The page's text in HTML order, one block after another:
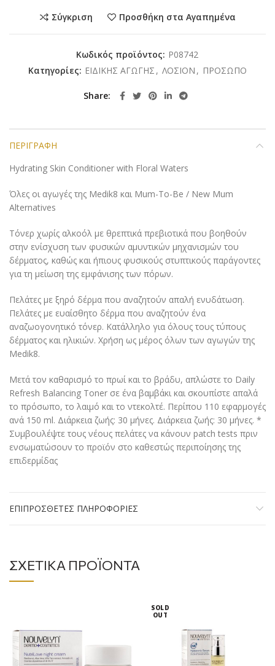
Σύγκριση Προσθήκη στα Αγαπημένα
Κωδικός προϊόντος: P08742
Κατηγορίες: ΕΙΔΙΚΗΣ ΑΓΩΓΗΣ , ΛΟΣΙΟΝ , ΠΡΟΣΩΠΟ
Share
ΠΕΡΙΓΡΑΦΉ
Hydrating Skin Conditioner with Floral Waters
Όλες οι αγωγές της Medik8 και Mum-To-Be / New Mum
Alternatives
Τόνερ χωρίς αλκοόλ με θρεπτικά πρεβιοτικά που βοηθούν
στην ενίσχυση των φυσικών αμυντικών μηχανισμών του
δέρματος, καθώς και ήπιους φυσικούς στυπτικούς παράγοντες
για τη μείωση της εμφάνισης των πόρων.
Πελάτες με ξηρό δέρμα που αναζητούν απαλή ενυδάτωση.
Πελάτες με ευαίσθητο δέρμα που αναζητούν ένα
αναζωογονητικό τόνερ. Κατάλληλο για όλους τους τύπους
δέρματος και ηλικιών. Χρήση ως μέρος όλων των αγωγών της
Medik8.
Μετά τον καθαρισμό το πρωί και το βράδυ, απλώστε το Daily
Refresh Balancing Toner σε ένα βαμβάκι και σκουπίστε απαλά
το πρόσωπο, το λαιμό και το ντεκολτέ. Περίπου 110 εφαρμογές
ανά 150 ml. Διάρκεια ζωής: 30 μήνες. Διάρκεια ζωής: 30 μήνες. *
Συμβουλέψτε τους νέους πελάτες να κάνουν patch tests πριν
ενσωματώσουν το προϊόν στο καθεστώς περιποίησης της
επιδερμίδας
ΕΠΙΠΡΌΣΘΕΤΕΣ ΠΛΗΡΟΦΟΡΊΕΣ
ΣΧΕΤΙΚΆ ΠΡΟΪΌΝΤΑ
SOLD
OUT